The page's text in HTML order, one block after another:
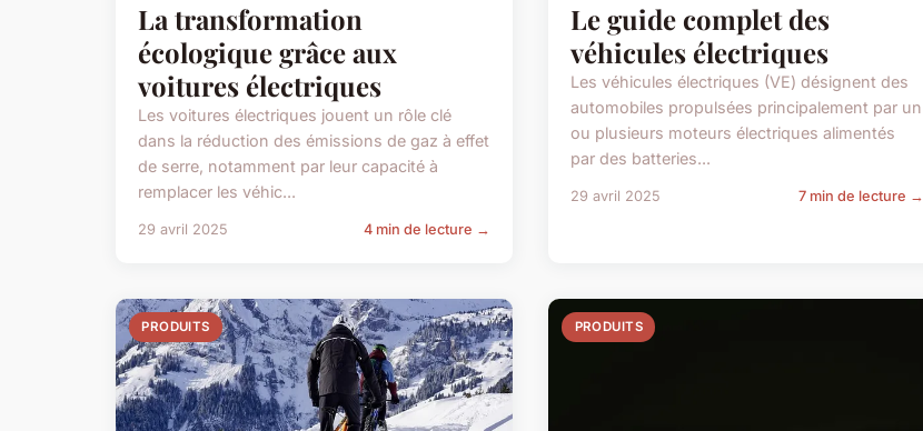
La transformation
écologique grâce aux
voitures électriques
Les voitures électriques jouent un rôle clé
dans la réduction des émissions de gaz à effet
de serre, notamment par leur capacité à
remplacer les véhic...
29 avril 2025 4 min de lecture →
Le guide complet des
véhicules électriques
Les véhicules électriques (VE) désignent des
automobiles propulsées principalement par un
ou plusieurs moteurs électriques alimentés
par des batteries...
29 avril 2025 7 min de lecture →
PRODUITS PRODUITS